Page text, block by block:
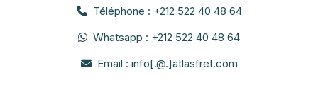
Téléphone : +212 522 40 48 64
Whatsapp : +212 522 40 48 64
Email : info[.@.]atlasfret.com